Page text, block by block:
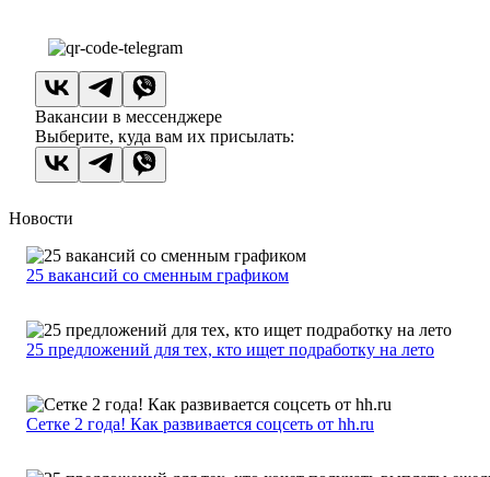
Вакансии в мессенджере
Выберите, куда вам их присылать:
Новости
25 вакансий со сменным графиком
25 предложений для тех, кто ищет подработку на лето
Сетке 2 года! Как развивается соцсеть от hh.ru